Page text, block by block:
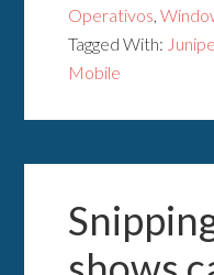
Operativos ,
Tagged With:
Mobile